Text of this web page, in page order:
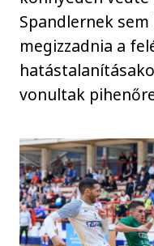
Spandlernek
megizzadnia a
vonultak